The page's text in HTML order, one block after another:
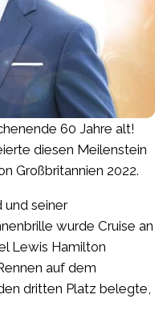
60 Jahre alt!
diesen Meilenstein
Großbritannien 2022.
und seiner
wurde Cruise an
Lewis Hamilton
auf dem
dritten Platz belegte,